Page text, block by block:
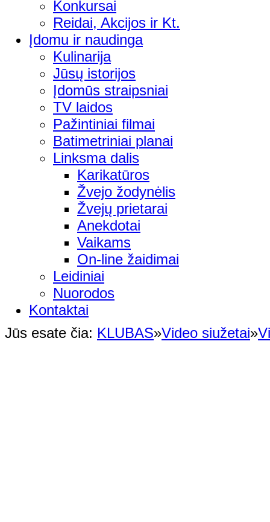
Konkursai
Reidai, Akcijos ir Kt.
Įdomu ir naudinga
Kulinarija
Jūsų istorijos
Įdomūs straipsniai
TV laidos
Pažintiniai filmai
Batimetriniai planai
Linksma dalis
Karikatūros
Žvejo žodynėlis
Žvejų prietarai
Anekdotai
Vaikams
On-line žaidimai
Leidiniai
Nuorodos
Kontaktai
Jūs esate čia: KLUBAS»Video siužetai»